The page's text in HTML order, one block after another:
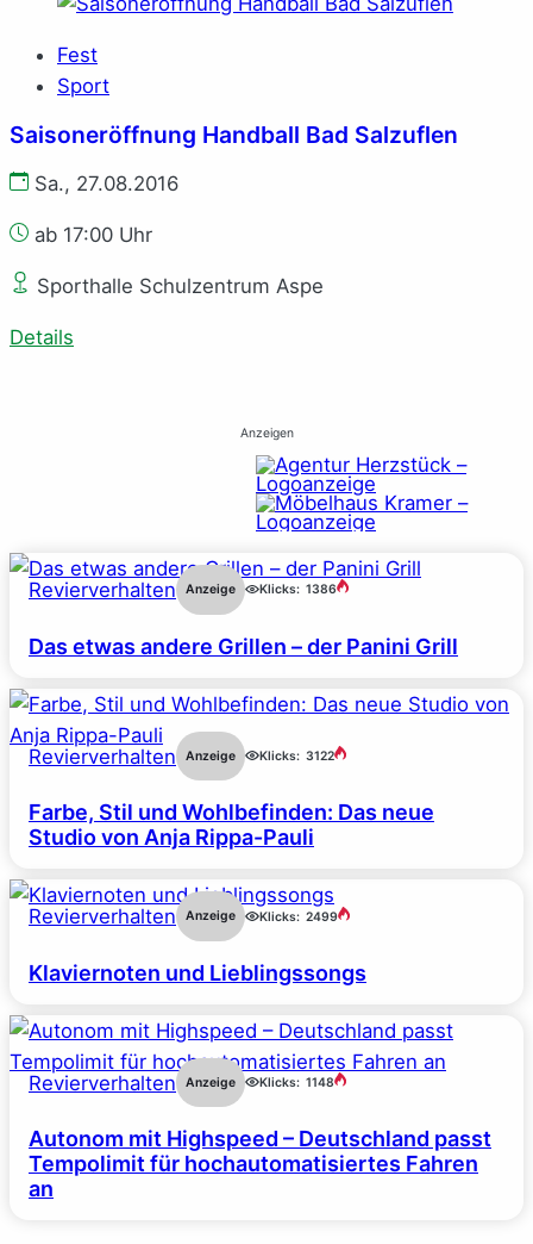
Fest
Sport
Saisoneröffnung Handball Bad Salzuflen
Sa., 27.08.2016
ab 17:00 Uhr
Sporthalle Schulzentrum Aspe
Details
Anzeigen
Revierverhalten Anzeige Klicks: 1386
Das etwas andere Grillen – der Panini Grill
Revierverhalten Anzeige Klicks: 3122
Farbe, Stil und Wohlbefinden: Das neue
Studio von Anja Rippa-Pauli
Revierverhalten Anzeige Klicks: 2499
Klaviernoten und Lieblingssongs
Revierverhalten Anzeige Klicks: 1148
Autonom mit Highspeed – Deutschland passt
Tempolimit für hochautomatisiertes Fahren
an